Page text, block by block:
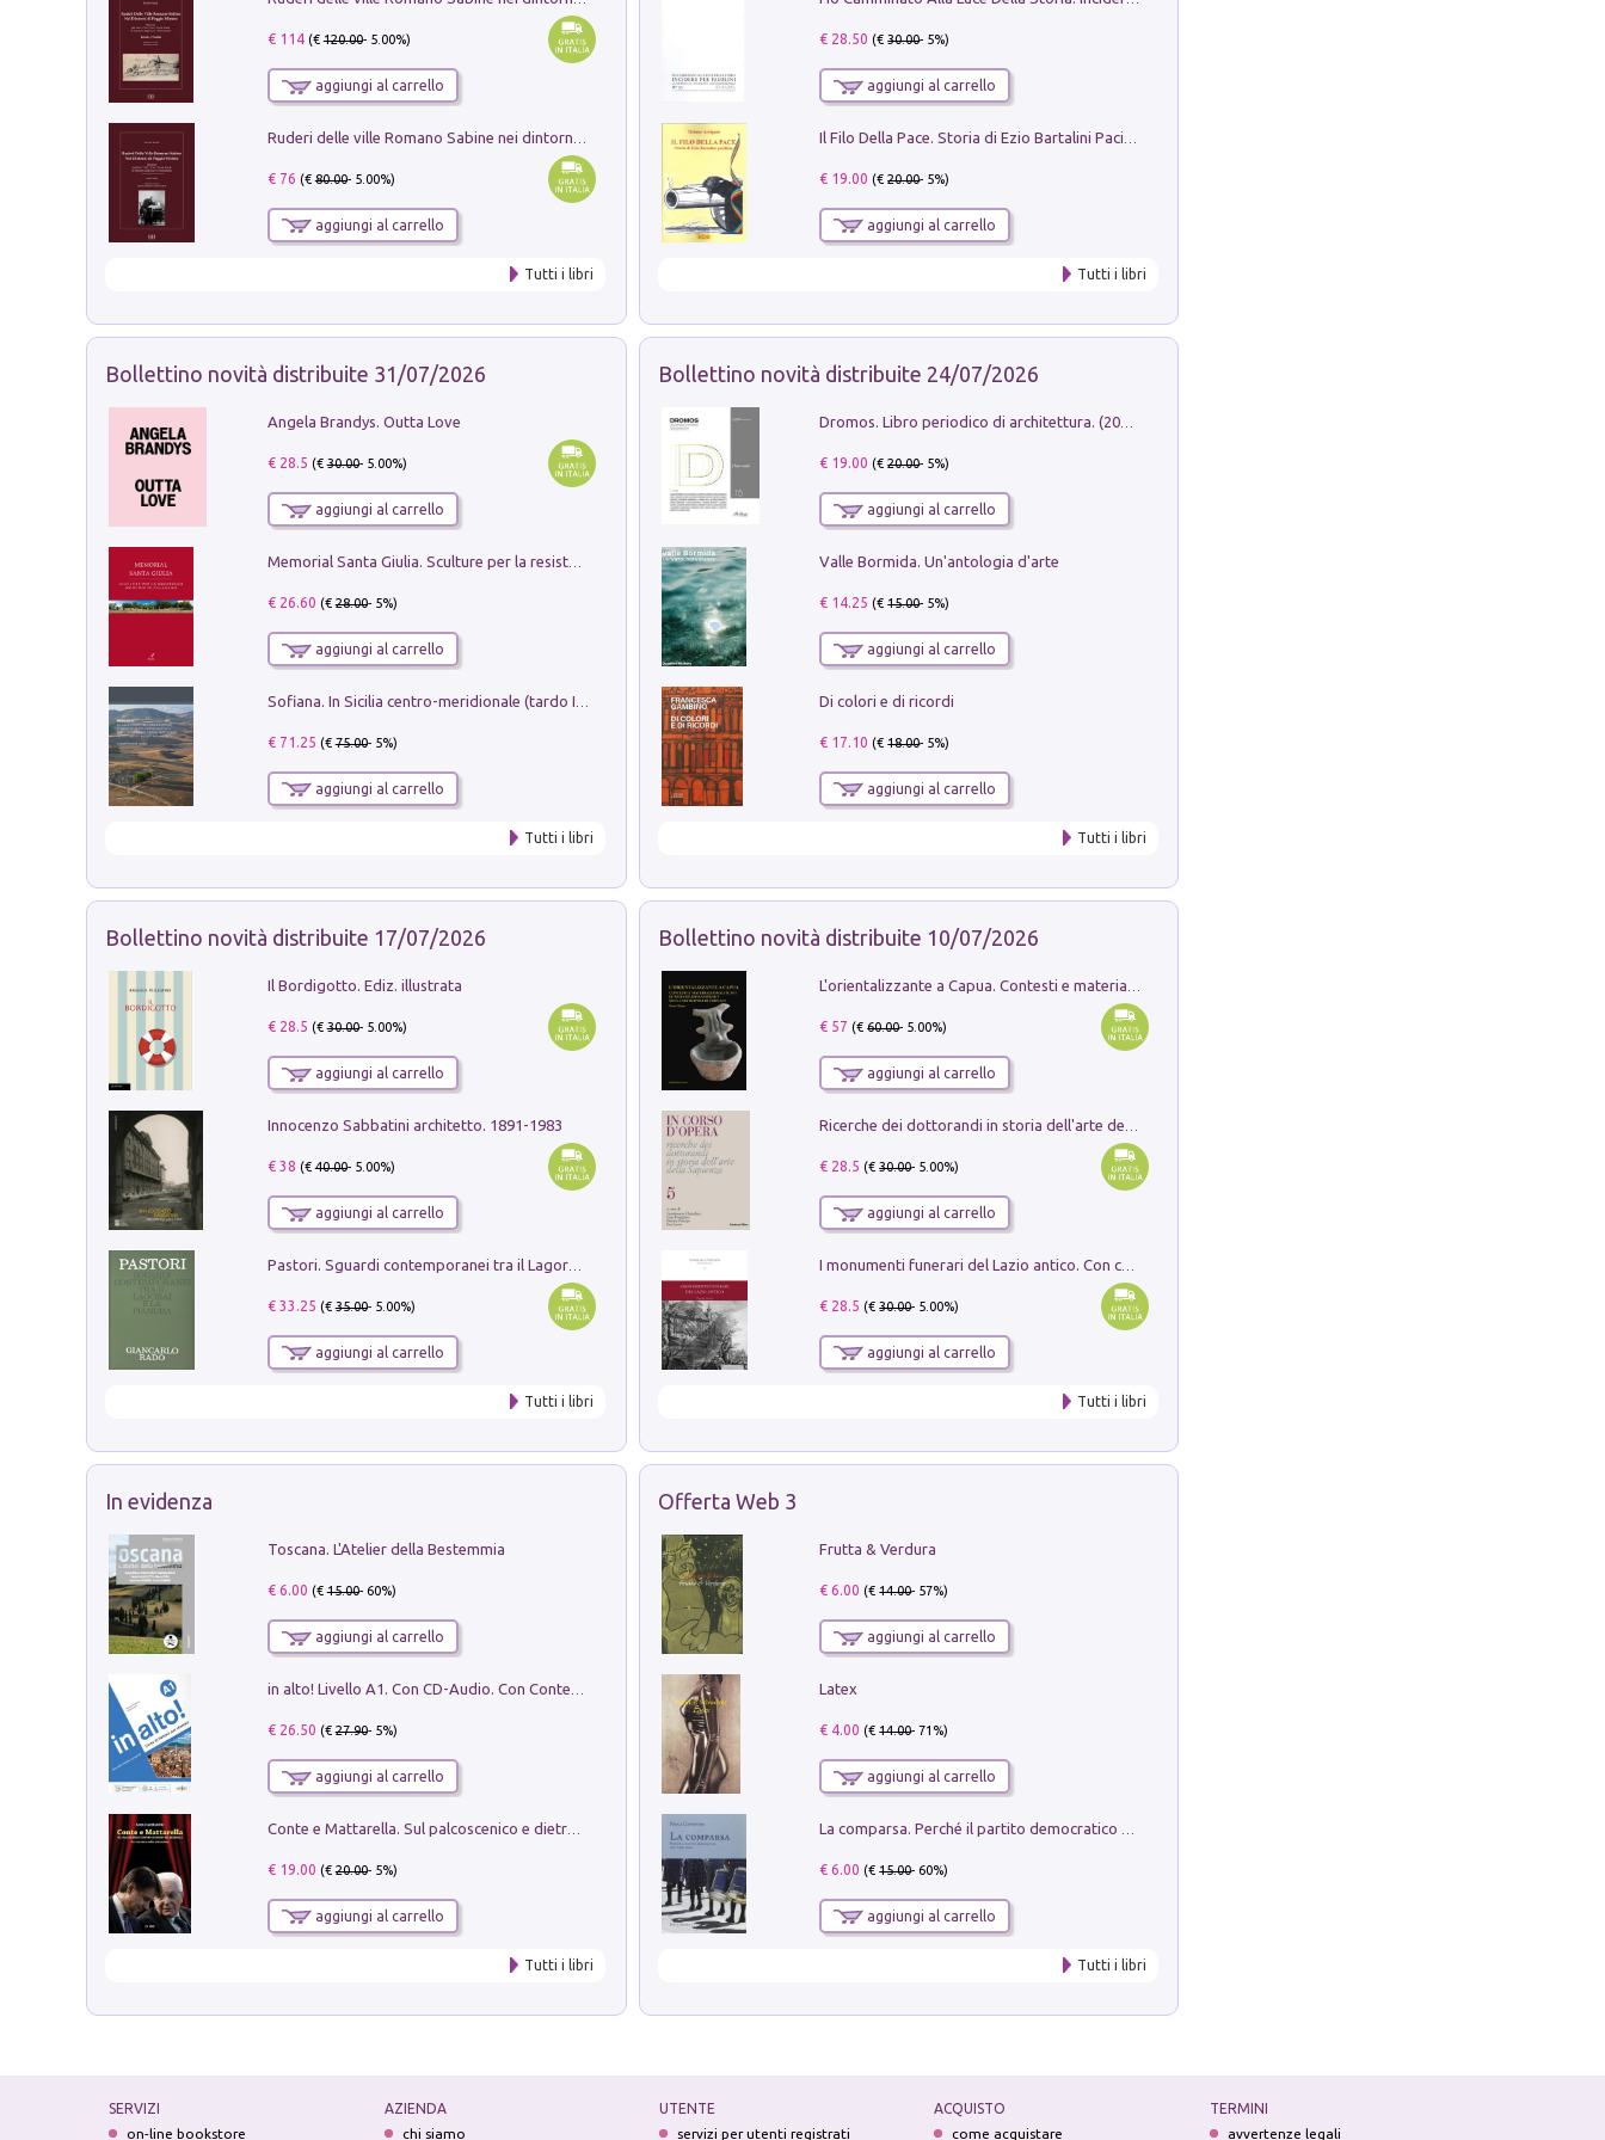
€ 114(€120.00- 5.00%)
aggiungi al carrello
€ 76 (€80.00- 5.00%)
aggiungi al carrello
Tutti i libri
€ 28.50 (€30.00- 5%)
aggiungi al carrello
€ 19.00 (€20.00- 5%)
aggiungi al carrello
Tutti i libri
Bollettino novità distribuite 31/07/2026
Angela Brandys. Outta Love
€ 28.5 (€30.00- 5.00%)
aggiungi al carrello
Memorial Santa Giulia. Sculture per la resistenza Monchio di Palagano
€ 26.60 (€28.00- 5%)
aggiungi al carrello
€ 71.25 (€75.00- 5%)
aggiungi al carrello
Tutti i libri
Bollettino novità distribuite 24/07/2026
€ 19.00 (€20.00- 5%)
aggiungi al carrello
Valle Bormida. Un'antologia d'arte
€ 14.25 (€15.00- 5%)
aggiungi al carrello
Di colori e di ricordi
€ 17.10 (€18.00- 5%)
aggiungi al carrello
Tutti i libri
Bollettino novità distribuite 17/07/2026
Il Bordigotto. Ediz. illustrata
€ 28.5 (€30.00- 5.00%)
aggiungi al carrello
Innocenzo Sabbatini architetto. 1891-1983
€ 38 (€40.00- 5.00%)
aggiungi al carrello
Pastori. Sguardi contemporanei tra il Lagorai e la pianura. Ediz. illustrata
€ 33.25 (€35.00- 5.00%)
aggiungi al carrello
Tutti i libri
Bollettino novità distribuite 10/07/2026
€ 57 (€60.00- 5.00%)
aggiungi al carrello
€ 28.5 (€30.00- 5.00%)
aggiungi al carrello
€ 28.5 (€30.00- 5.00%)
aggiungi al carrello
Tutti i libri
In evidenza
Toscana. L'Atelier della Bestemmia
€ 6.00 (€15.00- 60%)
aggiungi al carrello
€ 26.50 (€27.90- 5%)
aggiungi al carrello
Conte e Mattarella. Sul palcoscenico e dietro le quinte del Quirinale. Un racconto sulle istituzioni
€ 19.00 (€20.00- 5%)
aggiungi al carrello
Tutti i libri
Offerta Web 3
Frutta & Verdura
€ 6.00 (€14.00- 57%)
aggiungi al carrello
Latex
€ 4.00 (€14.00- 71%)
aggiungi al carrello
€ 6.00 (€15.00- 60%)
aggiungi al carrello
Tutti i libri
SERVIZI
on-line bookstore
AZIENDA
chi siamo
UTENTE
servizi per utenti registrati
ACQUISTO
come acquistare
TERMINI
avvertenze legali